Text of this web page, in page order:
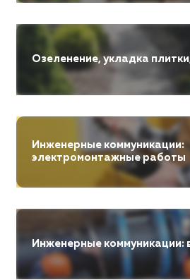
Озеленение, укладка
Инженерные коммуникации:
электромонтажные работы
Инженерные коммуникации: